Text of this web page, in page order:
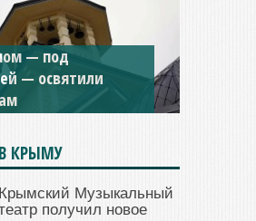
Косьмы
в Крыму вновь
посещения
КРЫМУ
Крымский Музыкальный
получил новое